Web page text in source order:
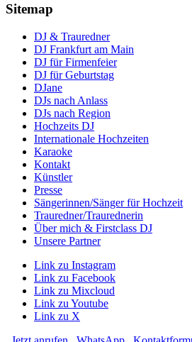
Sitemap
DJ & Trauredner
DJ Frankfurt am Main
DJ für Firmenfeier
DJ für Geburtstag
DJane
DJs nach Anlass
DJs nach Region
Hochzeits DJ
Internationale Hochzeiten
Karaoke
Kontakt
Künstler
Presse
Sängerinnen/Sänger für Hochzeit
Trauredner/Traurednerin
Über mich & Firstclass DJ
Unsere Partner
Link zu Instagram
Link zu Facebook
Link zu Mixcloud
Link zu Youtube
Link zu X